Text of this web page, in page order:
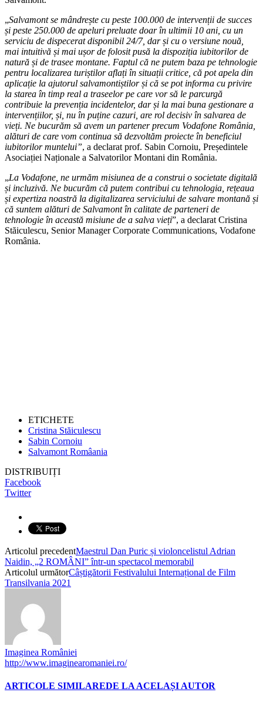
„Salvamont se mândrește cu peste 100.000 de intervenții de succes
și peste 250.000 de apeluri preluate doar în ultimii 10 ani, cu un
serviciu de dispecerat disponibil 24/7, dar și cu o versiune nouă,
mai intuitivă și mai ușor de folosit pusă la dispoziția iubitorilor de
natură și de trasee montane. Faptul că ne putem baza pe tehnologie
pentru localizarea turiștilor aflați în situații critice, că pot apela din
aplicație la ajutorul salvamontiștilor și că se pot informa cu privire
la starea în timp real a traseelor pe care vor să le parcurgă
contribuie la prevenția incidentelor, dar și la mai buna gestionare a
intervențiilor, și, nu în puține cazuri, are rol decisiv în salvarea de
vieți. Ne bucurăm să avem un partener precum Vodafone România,
alături de care vom continua să dezvoltăm proiecte în beneficiul
iubitorilor muntelui”, a declarat prof. Sabin Cornoiu, Președintele
Asociației Naționale a Salvatorilor Montani din România.
„La Vodafone, ne urmăm misiunea de a construi o societate digitală
și incluzivă. Ne bucurăm că putem contribui cu tehnologia, rețeaua
și expertiza noastră la digitalizarea serviciului de salvare montană și
că suntem alături de Salvamont în calitate de parteneri de
tehnologie în această misiune de a salva vieți”, a declarat Cristina
Stăiculescu, Senior Manager Corporate Communications, Vodafone
România.
ETICHETE
Cristina Stăiculescu
Sabin Cornoiu
Salvamont Româania
DISTRIBUIȚI
Facebook
Twitter
Articolul precedentMaestrul Dan Puric și violoncelistul Adrian
Naidin, „2 ROMÂNI” într-un spectacol memorabil
Articolul următorCâștigătorii Festivalului Internațional de Film
Transilvania 2021
Imaginea României
http://www.imaginearomaniei.ro/
ARTICOLE SIMILAREDE LA ACELAȘI AUTOR